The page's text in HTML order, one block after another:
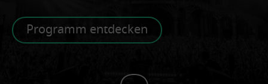
Programm entdecken